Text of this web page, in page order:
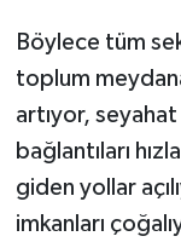
Böylece tüm
toplum
artıyor, seyahat
bağlantıları
giden yollar
imkanları